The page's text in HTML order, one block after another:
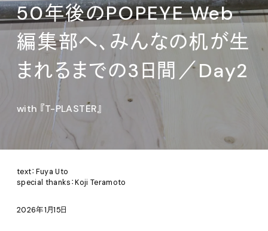
50年後のPOPEYE Web
編集部へ、みんなの机が生
まれるまでの3日間／Day2
with 『T-PLASTER』
text：Fuya Uto
special thanks：Koji Teramoto
2026年1月15日